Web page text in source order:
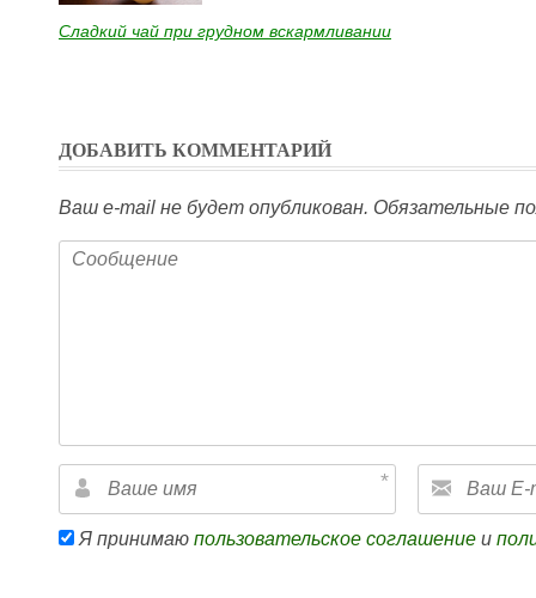
Сладкий чай при грудном вскармливании
ДОБАВИТЬ КОММЕНТАРИЙ
Ваш e-mail не будет опубликован. Обязательные
Я принимаю пользовательское соглашение и